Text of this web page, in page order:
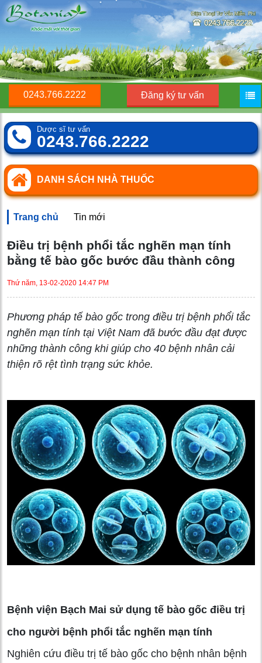
0243.766.2222 Đăng ký tư vấn
Dược sĩ tư vấn
0243.766.2222
DANH SÁCH NHÀ THUỐC
Trang chủ Tin mới
Điều trị bệnh phổi tắc nghẽn mạn tính
bằng tế bào gốc bước đầu thành công
Thứ năm, 13-02-2020 14:47 PM
Phương pháp tế bào gốc trong điều trị bệnh phổi tắc
nghẽn mạn tính tại Việt Nam đã bước đầu đạt được
những thành công khi giúp cho 40 bệnh nhân cải
thiện rõ rệt tình trạng sức khỏe.
Bệnh viện Bạch Mai sử dụng tế bào gốc điều trị
cho người bệnh phổi tắc nghẽn mạn tính
Nghiên cứu điều trị tế bào gốc cho bệnh nhân bệnh